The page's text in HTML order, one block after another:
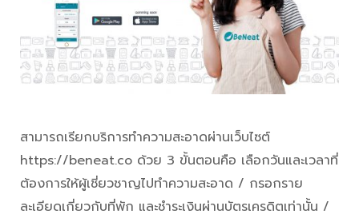
สามารถเรียกบริการทำความสะอาดผ่านเว็บไซต์
https://beneat.co ด้วย 3 ขั้นตอนคือ เลือกวันและเวลาที่
ต้องการให้ผู้เชี่ยวชาญไปทำความสะอาด / กรอกราย
ละเอียดเกี่ยวกับที่พัก และชำระเงินผ่านบัตรเครดิตเท่านั้น /